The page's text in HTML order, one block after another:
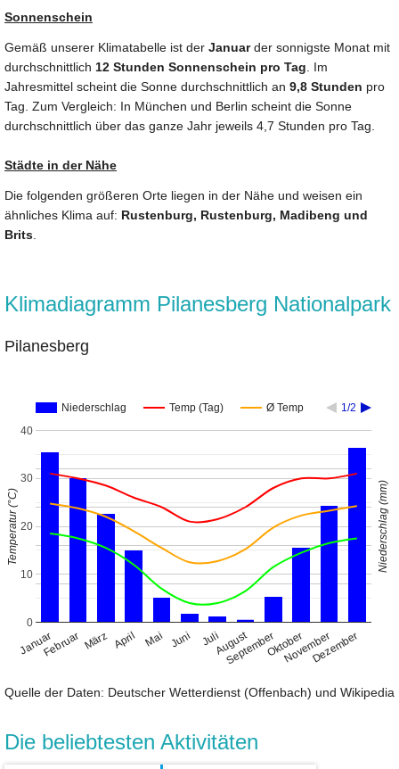
Sonnenschein
Gemäß unserer Klimatabelle ist der Januarder sonnigste Monat mit
durchschnittlich 12 Stunden Sonnenschein pro Tag . Im
Jahresmittel scheint die Sonne durchschnittlich an 9,8 Stunden pro
Tag. Zum Vergleich: In München und Berlin scheint die Sonne
durchschnittlich über das ganze Jahr jeweils 4,7 Stunden pro Tag.
Städte in der Nähe
Die folgenden größeren Orte liegen in der Nähe und weisen ein
ähnliches Klima auf: Rustenburg, Rustenburg, Madibeng und
Brits
Klimadiagramm Pilanesberg Nationalpark
Pilanesberg
Niederschlag Temp (Tag) Ø Temp 1/2
JanuarFebruar März April Mai Juni JuliAugust
SeptemberOktober
NovemberDezember
0
10
20
30
40
Temperatur (°C) Niederschlag (mm)
Quelle der Daten: Deutscher Wetterdienst (Offenbach) und Wikipedia
Die beliebtesten Aktivitäten